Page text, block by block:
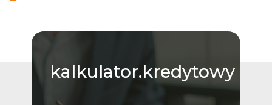
kalkulator.kredytowy